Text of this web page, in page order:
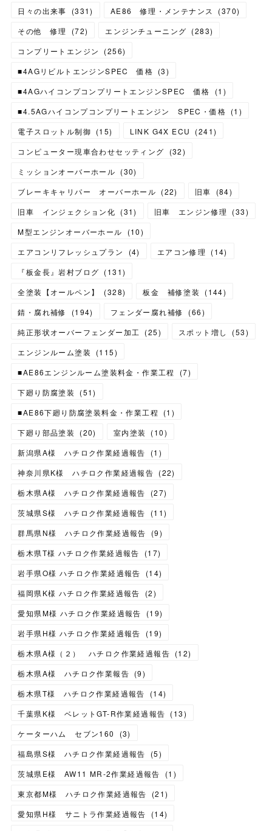
日々の出来事 (331) AE86 修理・メンテナンス (370)
その他 修理
(72) エンジンチューニング (283)
コンプリートエンジン
(256)
■4AGリビルトエンジンSPEC 価格 (3)
■4AGハイコンプコンプリートエンジンSPEC 価格
(1 )
■4.5AGハイコンプコンプリートエンジン SPEC・価格 (1 )
電子スロットル制御 (15) LINK G4X ECU (241)
コンピューター現車合わせセッティング
(32)
ミッションオーバーホール (30)
ブレーキキャリパー オーバーホール (22) 旧車 (84)
旧車 インジェクション化 (31) 旧車 エンジン修理 (33)
M型エンジンオーバーホール
(10)
エアコンリフレッシュプラン
(4) エアコン修理 (14)
『板金長』岩村ブログ (131)
全塗装【オールペン】
(328) 板金 補修塗装 (144)
錆・腐れ補修
(194) フェンダー腐れ補修 (66)
純正形状オーバーフェンダー加工
(25) スポット増し (53)
エンジンルーム塗装
(115)
■AE86エンジンルーム塗装料金・作業工程
(7)
下廻り防腐塗装
(51)
■AE86下廻り防腐塗装料金・作業工程
(1 )
下廻り部品塗装
(20) 室内塗装 (10)
新潟県A様 ハチロク作業経過報告
(1 )
神奈川県K様 ハチロク作業経過報告 (22)
栃木県A様 ハチロク作業経過報告
(27)
茨城県S様 ハチロク作業経過報告
(11)
群馬県N様 ハチロク作業経過報告
(9)
栃木県T様 ハチロク作業経過報告
(17)
岩手県O様 ハチロク作業経過報告
(14)
福岡県K様 ハチロク作業経過報告
(2)
愛知県M様 ハチロク作業経過報告
(19)
岩手県H様 ハチロク作業経過報告
(19)
栃木県A様（２） ハチロク作業経過報告 (12)
栃木県A様 ハチロク作業報告 (9)
栃木県T様 ハチロク作業経過報告
(14)
千葉県K様 ベレットGT-R作業経過報告 (13)
ケーターハム セブン160
(3)
福島県S様 ハチロク作業経過報告
(5)
茨城県E様 AW11 MR-2作業経過報告
(1 )
東京都M様 ハチロク作業経過報告
(21)
愛知県H様 サニトラ作業経過報告
(14)